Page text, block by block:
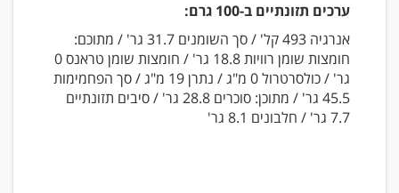
ערכים תזונתיים ב-100 גרם:
אנרגיה 493 קל' / סך השומנים 31.7 גר' / מתוכם:
חומצות שומן רוויות 18.8 גר' / חומצות שומן טראנס 0
גר' / כולסרטרול 0 מ"ג / נתרן 19 מ"ג / סך הפחמימות
45.5 גר' / מתוכן: סוכרים 28.8 גר' / סיבים תזונתיים
7.7 גר' / חלבונים 8.1 גר'